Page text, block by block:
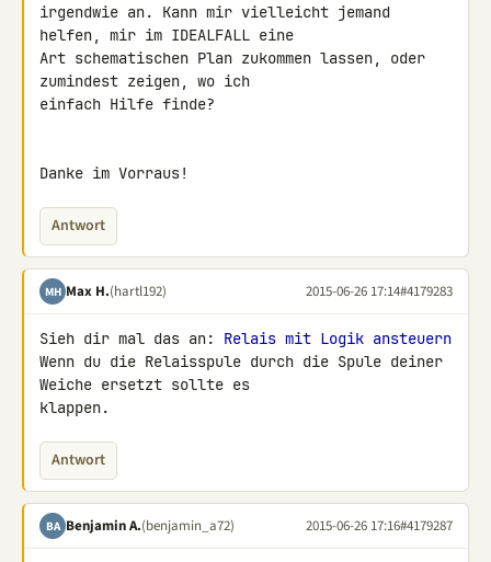
irgendwie an. Kann mir vielleicht jemand
helfen, mir im IDEALFALL eine
Art schematischen Plan zukommen lassen, oder
zumindest zeigen, wo ich
einfach Hilfe finde?
Danke im Vorraus!
Antwort
MH Max H.(hartl192) 2015-06-26 17:14#4179283
Sieh dir mal das an: Relais mit Logik ansteuern
Wenn du die Relaisspule durch die Spule deiner
Weiche ersetzt sollte es
klappen.
Antwort
BA Benjamin A.(benjamin_a72) 2015-06-26 17:16#4179287